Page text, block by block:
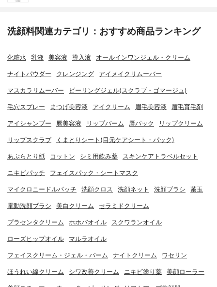
洗顔料関連カテゴリ：おすすめ商品ランキング
化粧水 乳液 美容液 導入液 オールインワンジェル・クリーム
ナイトパウダー クレンジング アイメイクリムーバー
マスカラリムーバー ピーリングジェル(スクラブ・ゴマージュ)
毛穴スプレー まつげ美容液 アイクリーム 眉毛美容液 眉毛育毛剤
アイシャンプー 唇美容液 リップバーム 唇パック リップクリーム
リップスクラブ くまとりシート(目元ケアシート・パック)
あぶらとり紙 コットン シミ用飲み薬 スキンケアトラベルセット
ニキビパッチ フェイスパック・シートマスク
マイクロニードルパッチ 洗顔クロス 洗顔ネット 洗顔ブラシ 繭玉
電動洗顔ブラシ 美白クリーム セラミドクリーム
プラセンタクリーム ホホバオイル スクワランオイル
ローズヒップオイル マルラオイル
フェイスクリーム・ジェル・バーム ナイトクリーム ワセリン
ほうれい線クリーム シワ改善クリーム ニキビ塗り薬 美顔ローラー